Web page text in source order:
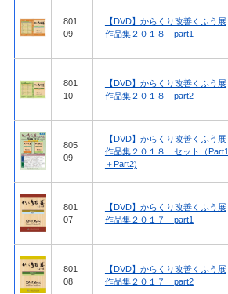
801
09
【DVD】からくり改善くふう展
作品集２０１８ part1
801
10
【DVD】からくり改善くふう展
作品集２０１８ part2
805
09
【DVD】からくり改善くふう展
作品集２０１８ セット（Part1
＋Part2)
801
07
【DVD】からくり改善くふう展
作品集２０１７ part1
801
08
【DVD】からくり改善くふう展
作品集２０１７ part2